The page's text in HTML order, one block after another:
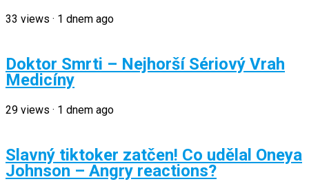
33 views · 1 dnem ago
Doktor Smrti – Nejhorší Sériový Vrah
Medicíny
29 views · 1 dnem ago
Slavný tiktoker zatčen! Co udělal Oneya
Johnson – Angry reactions?